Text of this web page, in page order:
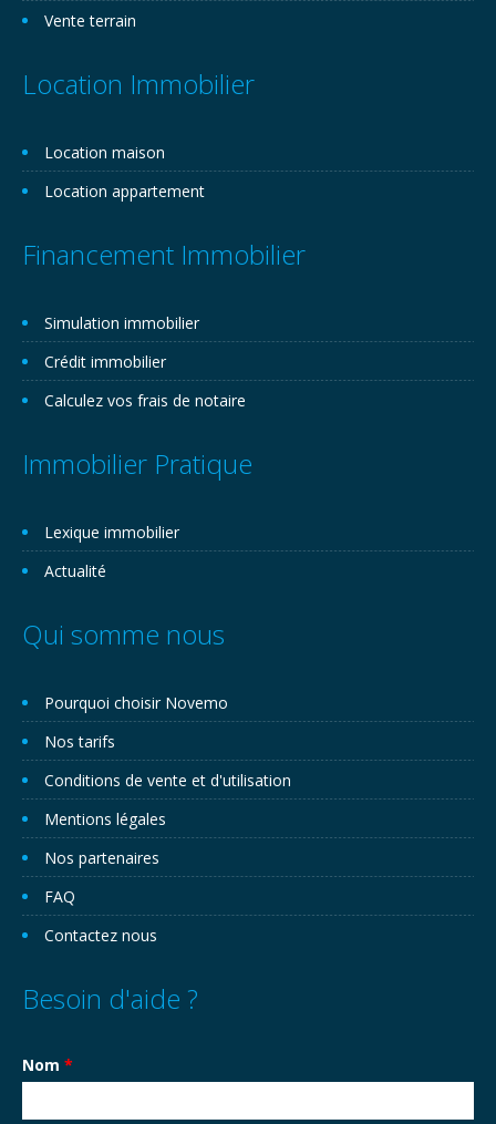
Vente terrain
Location Immobilier
Location maison
Location appartement
Financement Immobilier
Simulation immobilier
Crédit immobilier
Calculez vos frais de notaire
Immobilier Pratique
Lexique immobilier
Actualité
Qui somme nous
Pourquoi choisir Novemo
Nos tarifs
Conditions de vente et d'utilisation
Mentions légales
Nos partenaires
FAQ
Contactez nous
Besoin d'aide ?
Nom *